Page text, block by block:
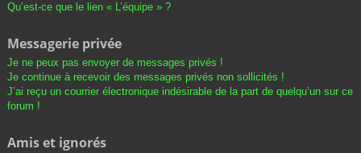
Qu’est-ce que le lien « L’équipe » ?
Messagerie privée
Je ne peux pas envoyer de messages privés !
Je continue à recevoir des messages privés non sollicités !
J’ai reçu un courrier électronique indésirable de la part de quelqu’un sur ce
forum !
Amis et ignorés